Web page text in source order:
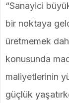
“Sanayici
bir noktaya
üretmemek
konusunda
maliyetlerinin
güçlük